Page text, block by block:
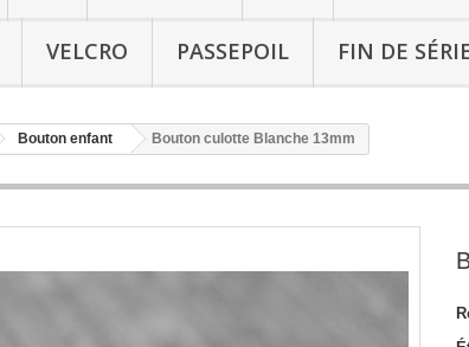
VELCRO PASSEPOIL FIN DE
Bouton enfant Bouton culotte Blanche 13mm